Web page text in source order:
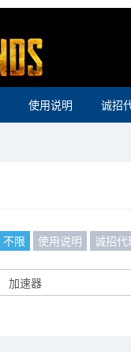
使用说明 诚招
不限 使用说明 诚招代